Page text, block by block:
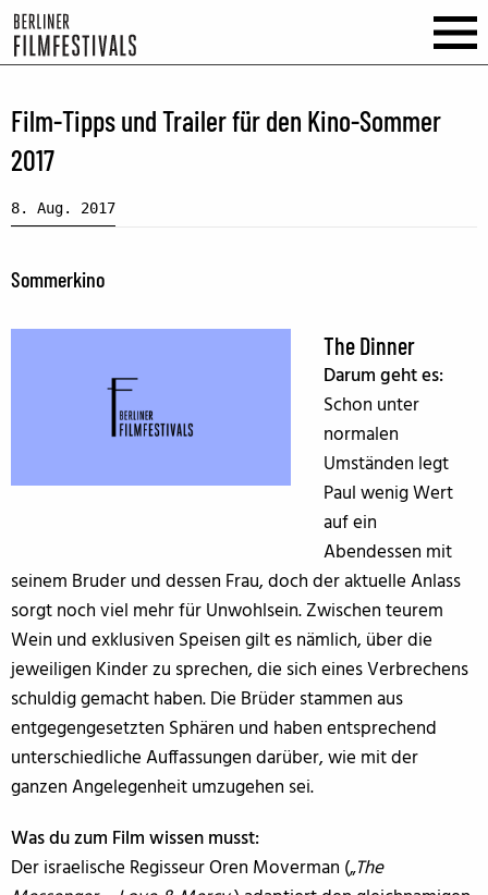
Film-Tipps und Trailer für den Kino-Sommer
2017
8. Aug. 2017
Sommerkino
The Dinner
Darum geht es:
Schon unter
normalen
Umständen legt
Paul wenig Wert
auf ein
Abendessen mit
seinem Bruder und dessen Frau, doch der aktuelle Anlass
sorgt noch viel mehr für Unwohlsein. Zwischen teurem
Wein und exklusiven Speisen gilt es nämlich, über die
jeweiligen Kinder zu sprechen, die sich eines Verbrechens
schuldig gemacht haben. Die Brüder stammen aus
entgegengesetzten Sphären und haben entsprechend
unterschiedliche Auffassungen darüber, wie mit der
ganzen Angelegenheit umzugehen sei.
Was du zum Film wissen musst:
Der israelische Regisseur Oren Moverman („The